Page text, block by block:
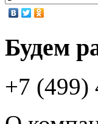
Будем
+7 (499)